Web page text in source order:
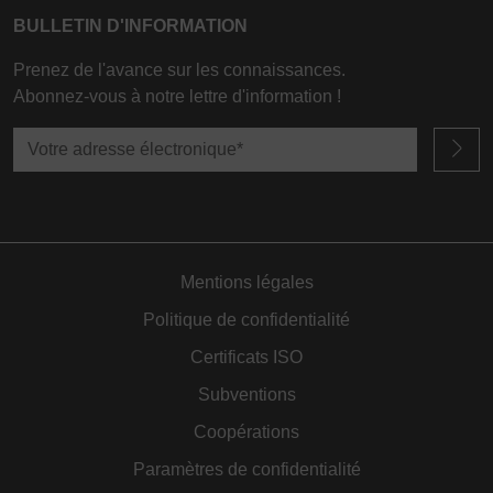
BULLETIN D'INFORMATION
Prenez de l'avance sur les connaissances.
Abonnez-vous à notre lettre d'information !
Mentions légales
Politique de confidentialité
Certificats ISO
Subventions
Coopérations
Paramètres de confidentialité